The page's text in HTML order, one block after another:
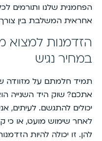
הפחמנית שלנו ותורמים
אחראית המשלבת בין
הזדמנות למצוא
במחיר נגיש
תמיד חלמתם על מזוודה
אתכם? שוק היד השנייה
יכולים להתגשם. לעיתים,
לאחר שימוש מועט, או כי
להן. זו יכולה להיות